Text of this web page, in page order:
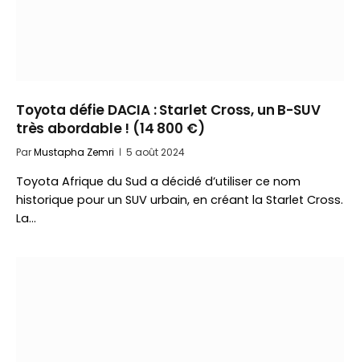
Toyota défie DACIA : Starlet Cross, un B-SUV
très abordable ! (14 800 €)
ParMustapha Zemri 5 août 2024
Toyota Afrique du Sud a décidé d’utiliser ce nom
historique pour un SUV urbain, en créant la Starlet Cross.
La…